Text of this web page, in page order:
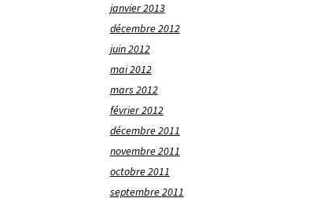
janvier 2013
décembre 2012
juin 2012
mai 2012
mars 2012
février 2012
décembre 2011
novembre 2011
octobre 2011
septembre 2011